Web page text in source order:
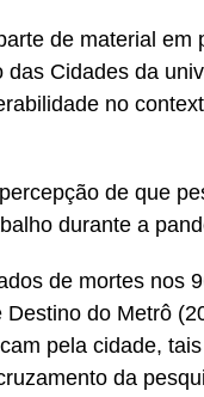
de material
das Cidades da
no
de que
durante a
de mortes nos
Destino do Metrô
pela cidade,
da